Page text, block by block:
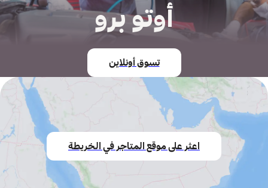
أوتو برو
تسوق أونلاين
اعثر على موقع المتاجر في الخريطة